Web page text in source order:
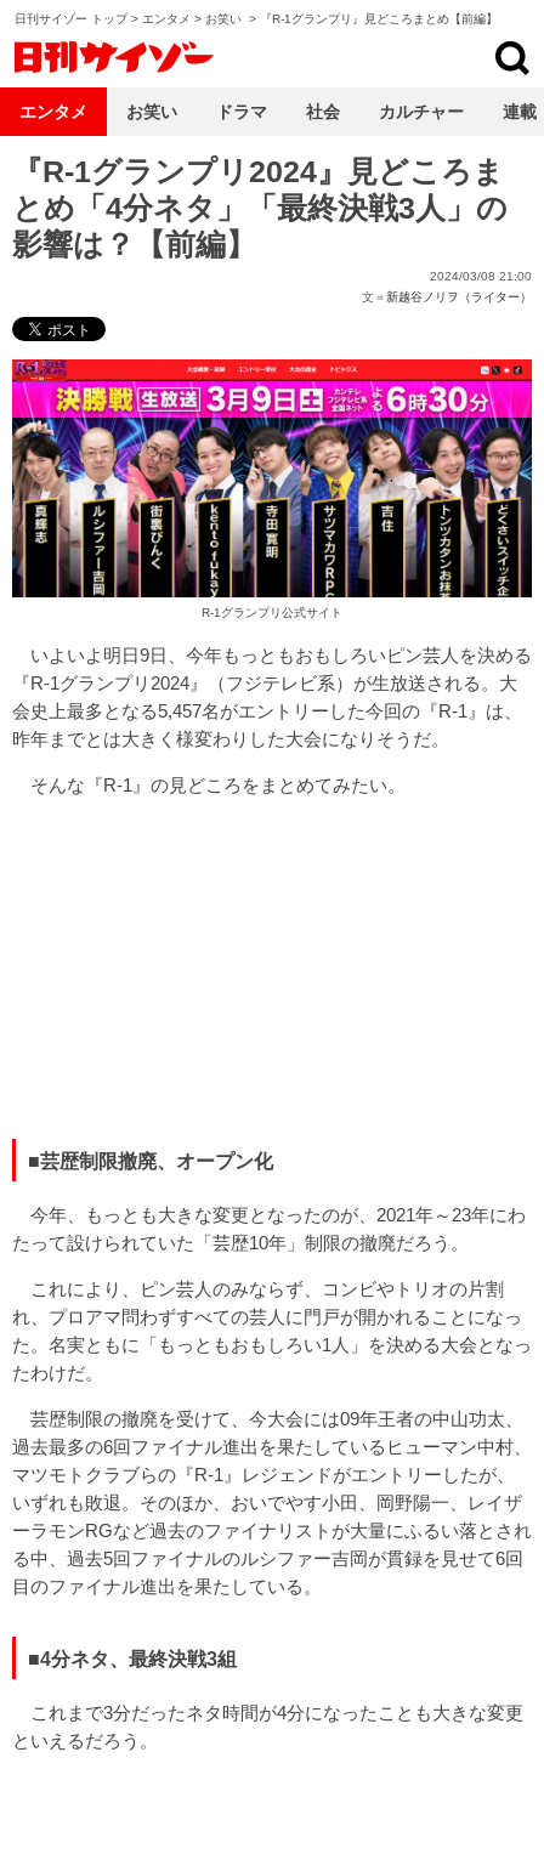
日刊サイゾー トップ> エンタメ > お笑い > 『R-1グランプリ』見どころまとめ【前編】
『R-1グランプリ2024』見どころま
とめ「4分ネタ」「最終決戦3人」の
影響は？【前編】
2024/03/08 21:00
文＝新越谷ノリヲ（ライター）
R-1グランプリ公式サイト
いよいよ明日9日、今年もっともおもしろいピン芸人を決める
『R-1グランプリ2024』（フジテレビ系）が生放送される。大
会史上最多となる5,457名がエントリーした今回の『R-1』は、
昨年までとは大きく様変わりした大会になりそうだ。
そんな『R-1』の見どころをまとめてみたい。
■芸歴制限撤廃、オープン化
今年、もっとも大きな変更となったのが、2021年～23年にわ
たって設けられていた「芸歴10年」制限の撤廃だろう。
これにより、ピン芸人のみならず、コンビやトリオの片割
れ、プロアマ問わずすべての芸人に門戸が開かれることになっ
た。名実ともに「もっともおもしろい1人」を決める大会となっ
たわけだ。
芸歴制限の撤廃を受けて、今大会には09年王者の中山功太、
過去最多の6回ファイナル進出を果たしているヒューマン中村、
マツモトクラブらの『R-1』レジェンドがエントリーしたが、
いずれも敗退。そのほか、おいでやす小田、岡野陽一、レイザ
ーラモンRGなど過去のファイナリストが大量にふるい落とされ
る中、過去5回ファイナルのルシファー吉岡が貫録を見せて6回
目のファイナル進出を果たしている。
■4分ネタ、最終決戦3組
これまで3分だったネタ時間が4分になったことも大きな変更
といえるだろう。
エンタメ お笑い ドラマ 社会 カルチャー 連載